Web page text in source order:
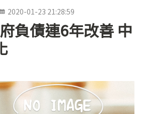
2020-01-23 21:28:59
負債連6年改善 中